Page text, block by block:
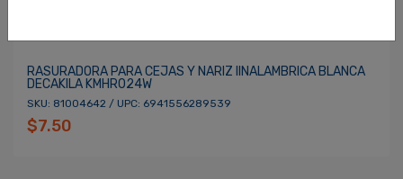
RASURADORA PARA CEJAS Y NARIZ IINALAMBRICA BLANCA
DECAKILA KMHR024W
SKU: 81004642 / UPC: 6941556289539
$7.50